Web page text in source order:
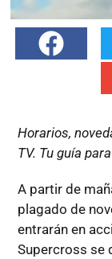
Horarios,
TV. Tu guía
A partir de
plagado de
entrarán en
Supercross se